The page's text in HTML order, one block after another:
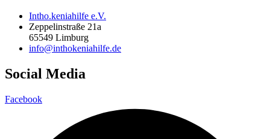
Intho.keniahilfe e.V.
Zeppelinstraße 21a
65549 Limburg
info@inthokeniahilfe.de
Social Media
Facebook